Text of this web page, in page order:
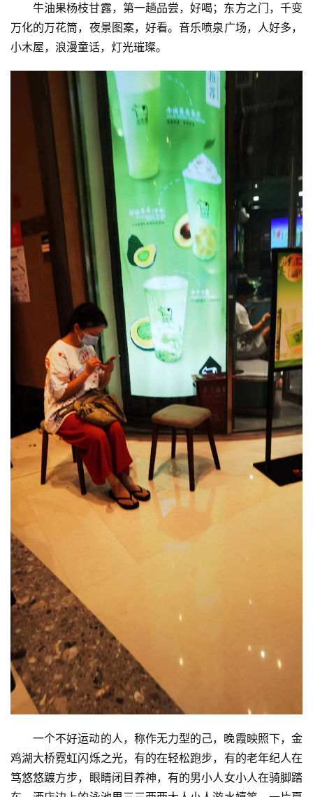
牛油果杨枝甘露，第一趟品尝，好喝；东方之门，千变
万化的万花筒，夜景图案，好看。音乐喷泉广场，人好多，
小木屋，浪漫童话，灯光璀璨。
一个不好运动的人，称作无力型的己，晚霞映照下，金
鸡湖大桥霓虹闪烁之光，有的在轻松跑步，有的老年纪人在
笃悠悠踱方步，眼睛闭目养神，有的男小人女小人在骑脚踏